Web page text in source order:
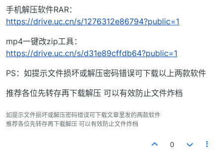
手机解压软件RAR：
https://drive.uc.cn/s/1276312e86794?public=1
mp4一键改zip工具：
https://drive.uc.cn/s/d31e89cffdb64?public=1
PS：如提示文件损坏或解压密码错误可下载以上两款软件
推荐各位先转存再下载解压 可以有效防止文件炸档
如提示文件损坏或解压密码错误可下载文章里发的两款软件
推荐各位先转存再下载解压 可以有效防止文件炸档
0